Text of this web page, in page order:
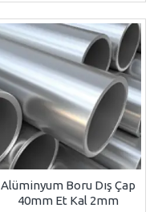
Alüminyum Boru Dış Çap
40mm Et Kal 2mm